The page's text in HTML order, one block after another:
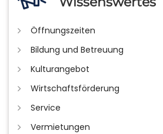
Öffnungszeiten
Bildung und Betreuung
Kulturangebot
Wirtschaftsförderung
Service
Vermietungen